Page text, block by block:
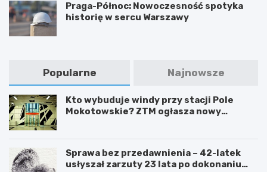
Praga-Północ: Nowoczesność spotyka
historię w sercu Warszawy
Popularne Najnowsze
Kto wybuduje windy przy stacji Pole
Mokotowskie? ZTM ogłasza nowy
Sprawa bez przedawnienia – 42-latek
usłyszał zarzuty 23 lata po dokonaniu